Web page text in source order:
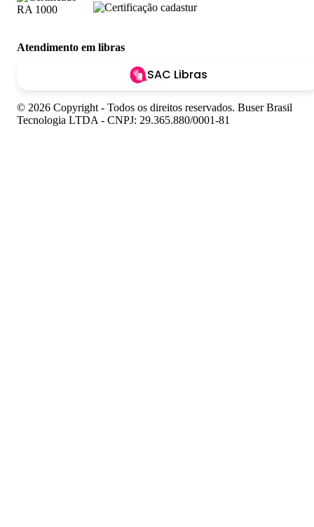
Atendimento em libras
SAC Libras
© 2026 Copyright - Todos os direitos reservados. Buser Brasil
Tecnologia LTDA - CNPJ: 29.365.880/0001-81